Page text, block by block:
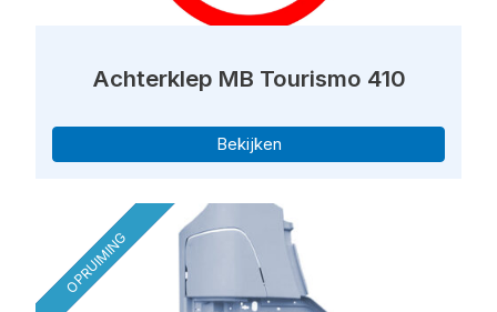
Achterklep MB Tourismo 410
Bekijken
OPRUIMING